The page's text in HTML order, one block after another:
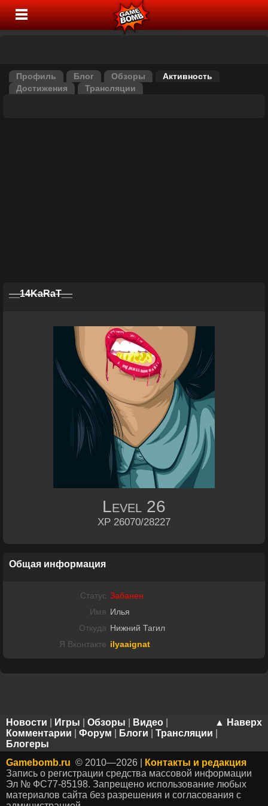
Профиль Блог Обзоры
Активность
Достижения
Трансляции
__14KaRaT__
Level 26
XP 26070/28227
Общая информация
Статус Забанен
Имя Илья
Откуда Нижний Тагил
Я Вконтакте ilyaaignat
▲ Наверх
Новости Игры Обзоры Видео
Комментарии
Форум Блоги Трансляции
Блогеры
Gamebomb.ru © 2010—2026 |
Контакты и редакция
Запись о регистрации средства массовой информации
Эл № ФС77-85198. Запрещено использование любых
материалов сайта без разрешения и согласования с